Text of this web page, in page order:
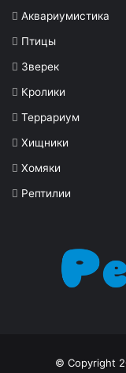
Аквариумистика
Птицы
Зверек
Кролики
Террариум
Хищники
Хомяки
Рептилии
© Copyright